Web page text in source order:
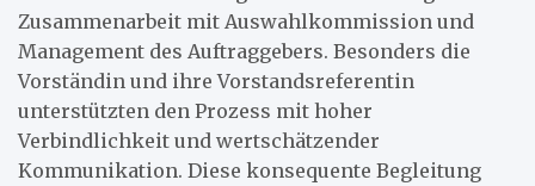
Zusammenarbeit mit Auswahlkommission und
Management des Auftraggebers. Besonders die
Vorständin und ihre Vorstandsreferentin
unterstützten den Prozess mit hoher
Verbindlichkeit und wertschätzender
Kommunikation. Diese konsequente Begleitung